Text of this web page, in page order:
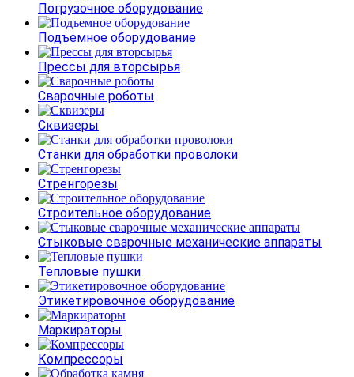
Погрузочное оборудование
Подъемное оборудование
Прессы для вторсырья
Сварочные роботы
Сквизеры
Станки для обработки проволоки
Стренгорезы
Строительное оборудование
Стыковые сварочные механические аппараты
Тепловые пушки
Этикетировочное оборудование
Маркираторы
Компрессоры